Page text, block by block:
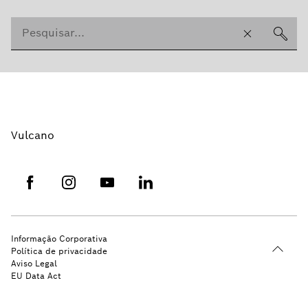
Vulcano
Informação Corporativa
Política de privacidade
Aviso Legal
EU Data Act